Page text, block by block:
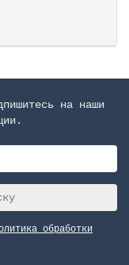
на наши
обработки